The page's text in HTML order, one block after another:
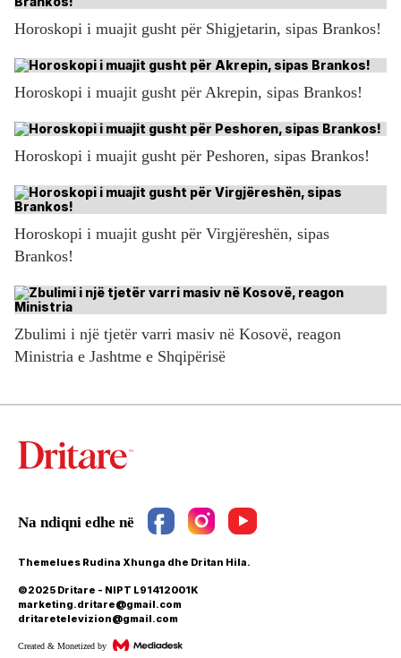
Horoskopi i muajit gusht për Shigjetarin, sipas Brankos!
Horoskopi i muajit gusht për Akrepin, sipas Brankos!
Horoskopi i muajit gusht për Peshoren, sipas Brankos!
Horoskopi i muajit gusht për Virgjëreshën, sipas
Brankos!
Zbulimi i një tjetër varri masiv në Kosovë, reagon
Ministria e Jashtme e Shqipërisë
Themelues Rudina Xhunga dhe Dritan Hila.
©2025 Dritare - NIPT L91412001K
marketing.dritare@gmail.com
dritaretelevizion@gmail.com
Created & Monetized by